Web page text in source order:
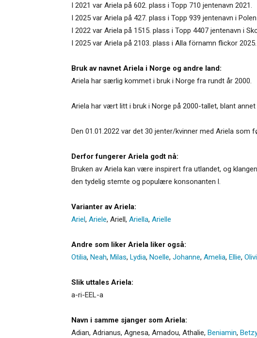
I 2021 var Ariela på 602. plass i Topp 710 jentenavn 2021.
I 2025 var Ariela på 427. plass i Topp 939 jentenavn i Polen
I 2022 var Ariela på 1515. plass i Topp 4407 jentenavn i
I 2025 var Ariela på 2103. plass i Alla förnamn flickor 2025.
Bruk av navnet Ariela i Norge og andre land:
Ariela har særlig kommet i bruk i Norge fra rundt år 2000.
Ariela har vært litt i bruk i Norge på 2000-tallet, blant annet
Den 01.01.2022 var det 30 jenter/kvinner med Ariela som
Derfor fungerer Ariela godt nå:
Bruken av Ariela kan være inspirert fra utlandet, og
den tydelig stemte og populære konsonanten l.
Varianter av Ariela:
Ariel, Ariele, Ariell, Ariella, Arielle
Andre som liker Ariela liker også:
Otilia, Neah, Milas, Lydia, Noelle, Johanne, Amelia, Ellie,
Slik uttales Ariela:
a-ri-EEL-a
Navn i samme sjanger som Ariela:
Adian, Adrianus, Agnesa, Amadou, Athalie, Beniamin, Betzy